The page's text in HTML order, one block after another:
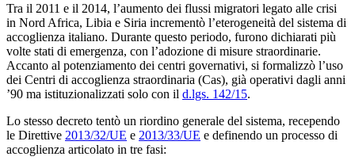
Tra il 2011 e il 2014, l’aumento dei flussi migratori legato alle crisi
in Nord Africa, Libia e Siria incrementò l’eterogeneità del sistema di
accoglienza italiano. Durante questo periodo, furono dichiarati più
volte stati di emergenza, con l’adozione di misure straordinarie.
Accanto al potenziamento dei centri governativi, si formalizzò l’uso
dei Centri di accoglienza straordinaria (Cas), già operativi dagli anni
’90 ma istituzionalizzati solo con il d.lgs. 142/15.
Lo stesso decreto tentò un riordino generale del sistema, recependo
le Direttive 2013/32/UE e 2013/33/UE e definendo un processo di
accoglienza articolato in tre fasi: